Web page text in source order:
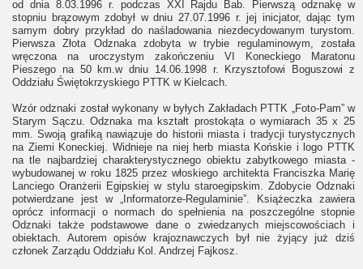
od dnia 8.03.1996 r. podczas XXI Rajdu Bab. Pierwszą odznakę w
stopniu brązowym zdobył w dniu 27.07.1996 r. jej inicjator, dając tym
samym dobry przykład do naśladowania niezdecydowanym turystom.
Pierwsza Złota Odznaka zdobyta w trybie regulaminowym, została
wręczona na uroczystym zakończeniu VI Koneckiego Maratonu
Pieszego na 50 km.w dniu 14.06.1998 r. Krzysztofowi Boguszowi z
Oddziału Świętokrzyskiego PTTK w Kielcach.
Wzór odznaki został wykonany w byłych Zakładach PTTK „Foto-Pam” w
Starym Sączu. Odznaka ma kształt prostokąta o wymiarach 35 x 25
mm. Swoją grafiką nawiązuje do historii miasta i tradycji turystycznych
na Ziemi Koneckiej. Widnieje na niej herb miasta Końskie i logo PTTK
na tle najbardziej charakterystycznego obiektu zabytkowego miasta -
wybudowanej w roku 1825 przez włoskiego architekta Franciszka Marię
Lanciego Oranżerii Egipskiej w stylu staroegipskim. Zdobycie Odznaki
potwierdzane jest w „Informatorze-Regulaminie”. Książeczka zawiera
oprócz informacji o normach do spełnienia na poszczególne stopnie
Odznaki także podstawowe dane o zwiedzanych miejscowościach i
obiektach. Autorem opisów krajoznawczych był nie żyjący już dziś
członek Zarządu Oddziału Kol. Andrzej Fajkosz.